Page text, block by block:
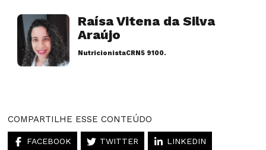
Raísa Vitena da Silva
Araújo
NutricionistaCRN5 9100.
COMPARTILHE ESSE CONTEÚDO
FACEBOOK TWITTER LINKEDIN